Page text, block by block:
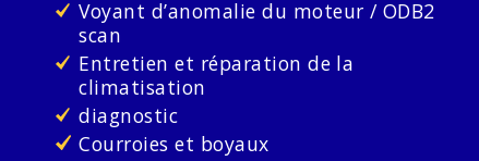
Voyant d’anomalie du moteur / ODB2
scan
Entretien et réparation de la
climatisation
diagnostic
Courroies et boyaux